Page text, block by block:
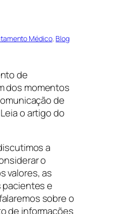
Médico, Blog
de
dos momentos
de
o artigo do
a
o
valores, as
e
sobre o
de informações